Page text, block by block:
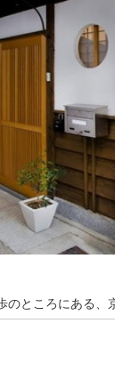
のところにある、